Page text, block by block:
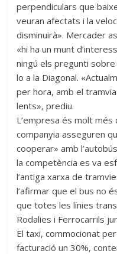
perpendiculars que
veuran afectats i la
disminuirà». Mercader
«hi ha un munt
ningú els pregunti
lo a la Diagonal.
per hora, amb el
lents», prediu.
L’empresa és molt més
companyia asseguren
cooperar» amb
la competència es va
l’antiga xarxa de
l’afirmar que el bus no
que totes les línies
Rodalies i Ferrocarrils
El taxi, commocionat
facturació un 30%,